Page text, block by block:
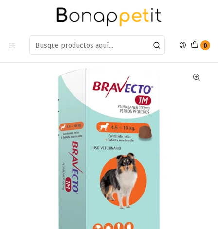
0
Estamos en: Antumalal 612, Quilicura Míranos en Maps
Bravecto 1 Comprimido 4,5kg a 10kg